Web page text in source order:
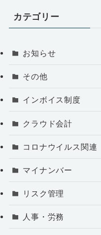
カテゴリー
お知らせ
その他
インボイス制度
クラウド会計
コロナウイルス関連
マイナンバー
リスク管理
人事・労務